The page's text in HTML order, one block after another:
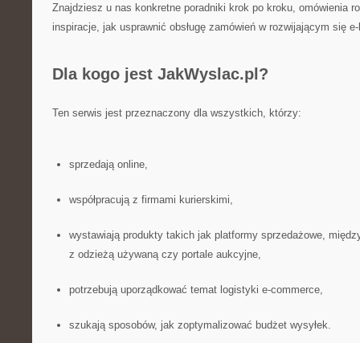
Znajdziesz u nas konkretne poradniki krok po kroku, omówienia
inspiracje, jak usprawnić obsługę zamówień w rozwijającym się
Dla kogo jest JakWyslac.pl?
Ten serwis jest przeznaczony dla wszystkich, którzy:
sprzedają online,
współpracują z firmami kurierskimi,
wystawiają produkty takich jak platformy sprzedażowe,
z odzieżą używaną czy portale aukcyjne,
potrzebują uporządkować temat logistyki e-commerce,
szukają sposobów, jak zoptymalizować budżet wysyłek.